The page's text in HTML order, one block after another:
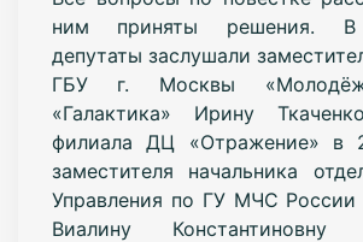
ним приняты решения. В
депутаты заслушали
ГБУ г. Москвы
«Галактика» Ирину
филиала ДЦ «Отражение» в
заместителя начальника
Управления по ГУ МЧС России
Виалину